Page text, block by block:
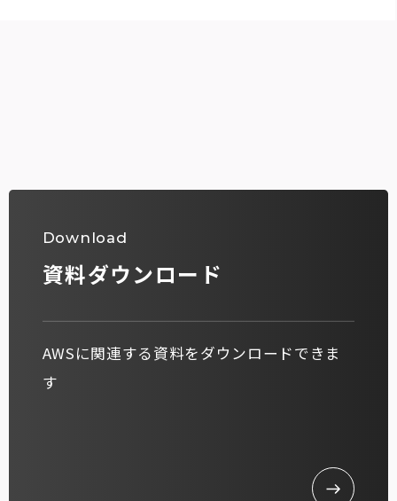
Download
資料ダウンロード
AWSに関連する資料をダウンロードできま
す